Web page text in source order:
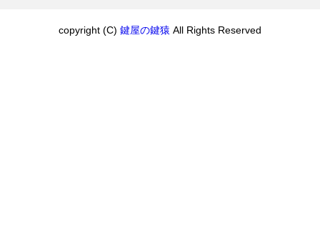
copyright (C) 鍵屋の鍵猿 All Rights Reserved